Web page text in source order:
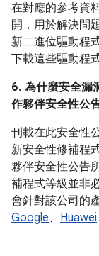
在對應的參考資
開，用於解決問
新二進位驅動程
下載這些驅動程式
6. 為什麼安全漏
作夥伴安全性公
刊載在此安全性
新安全性修補程
夥伴安全性公告
補程式等級並非
會針對該公司的
Google、 Huawei